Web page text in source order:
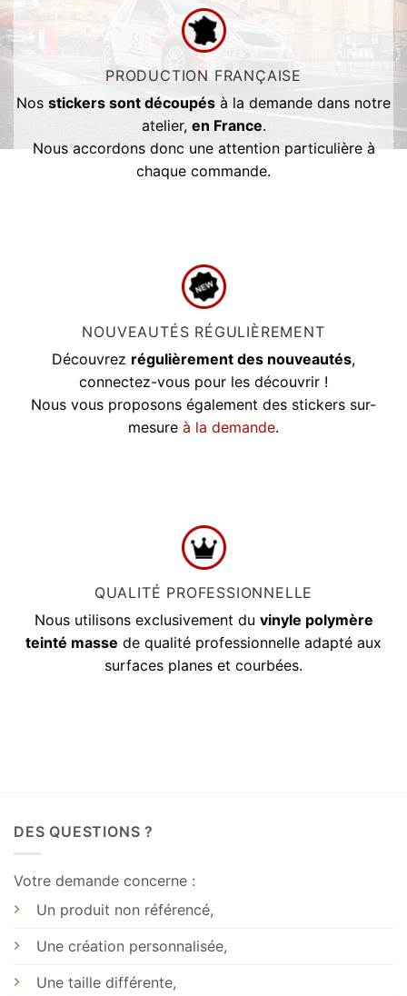
PRODUCTION FRANÇAISE
Nos stickers sont découpés à la demande dans notre
atelier, en France.
Nous accordons donc une attention particulière à
chaque commande.
NOUVEAUTÉS RÉGULIÈREMENT
Découvrez régulièrement des nouveautés,
connectez-vous pour les découvrir !
Nous vous proposons également des stickers sur-
mesure à la demande.
QUALITÉ PROFESSIONNELLE
Nous utilisons exclusivement du vinyle polymère
teinté masse de qualité professionnelle adapté aux
surfaces planes et courbées.
DES QUESTIONS ?
Votre demande concerne :
Un produit non référencé,
Une création personnalisée,
Une taille différente,